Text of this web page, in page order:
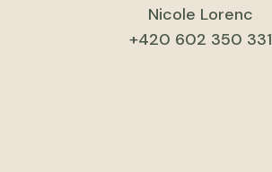
Nicole Lorenc
+420 602 350 331